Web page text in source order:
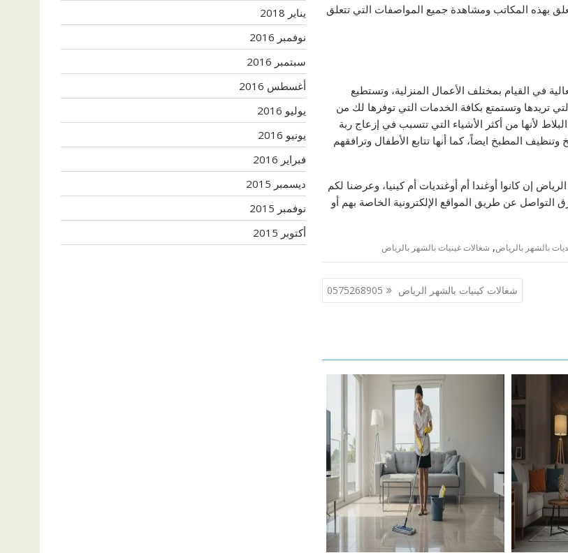
بهذه المكاتب ومشاهدة جميع المواصفات التي تتعلق
في القيام بمختلف الأعمال المنزلية، وتستطيع
تريدها وتستمتع بكافة الخدمات التي توفرها لك من
لأنها من أكثر الأشياء التي تتسبب في إزعاج ربة
المطبخ ايضاً، كما أنها تتابع الأطفال وترافقهم
إن كانوا أوغندا أم أوغنديات أم كينيا، وعرضنا لكم
عن طريق المواقع الإلكترونية الخاصة بهم أو
بالشهر بالرياض, شغالات غينيات بالشهر بالرياض
شغالات كينيات بالشهر الرياض 0575268905
يناير 2018
نوفمبر 2016
سبتمبر 2016
أغسطس 2016
يوليو 2016
يونيو 2016
فبراير 2016
ديسمبر 2015
نوفمبر 2015
أكتوبر 2015